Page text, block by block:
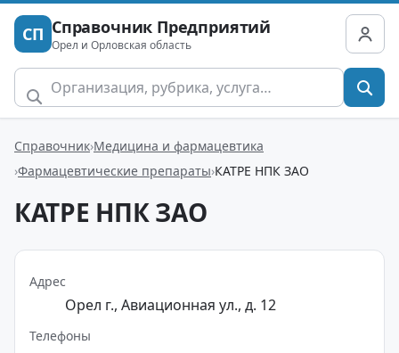
СП Справочник Предприятий
Орел и Орловская область
Справочник Медицина и фармацевтика
Фармацевтические препараты КАТРЕ НПК ЗАО
КАТРЕ НПК ЗАО
Адрес
Орел г., Авиационная ул., д. 12
Телефоны